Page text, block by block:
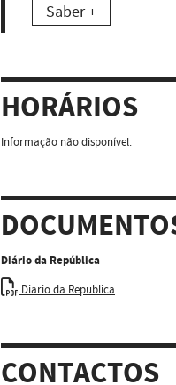
Saber +
HORÁRIOS
Informação não disponível.
Diário da República
Diario da Republica
CONTACTOS